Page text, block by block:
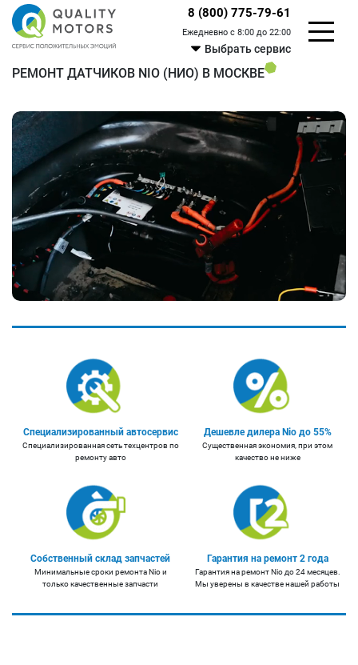
8 (800) 775-79-61
Ежедневно с 8:00 до 22:00
Выбрать сервис
РЕМОНТ ДАТЧИКОВ NIO (НИО) В МОСКВЕ
Специализированный автосервис
Специализированная сеть техцентров по
ремонту авто
Дешевле дилера Nio до 55%
Существенная экономия, при этом
качество не ниже
Собственный склад запчастей
Минимальные сроки ремонта Nio и
только качественные запчасти
Гарантия на ремонт 2 года
Гарантия на ремонт Nio до 24 месяцев.
Мы уверены в качестве нашей работы